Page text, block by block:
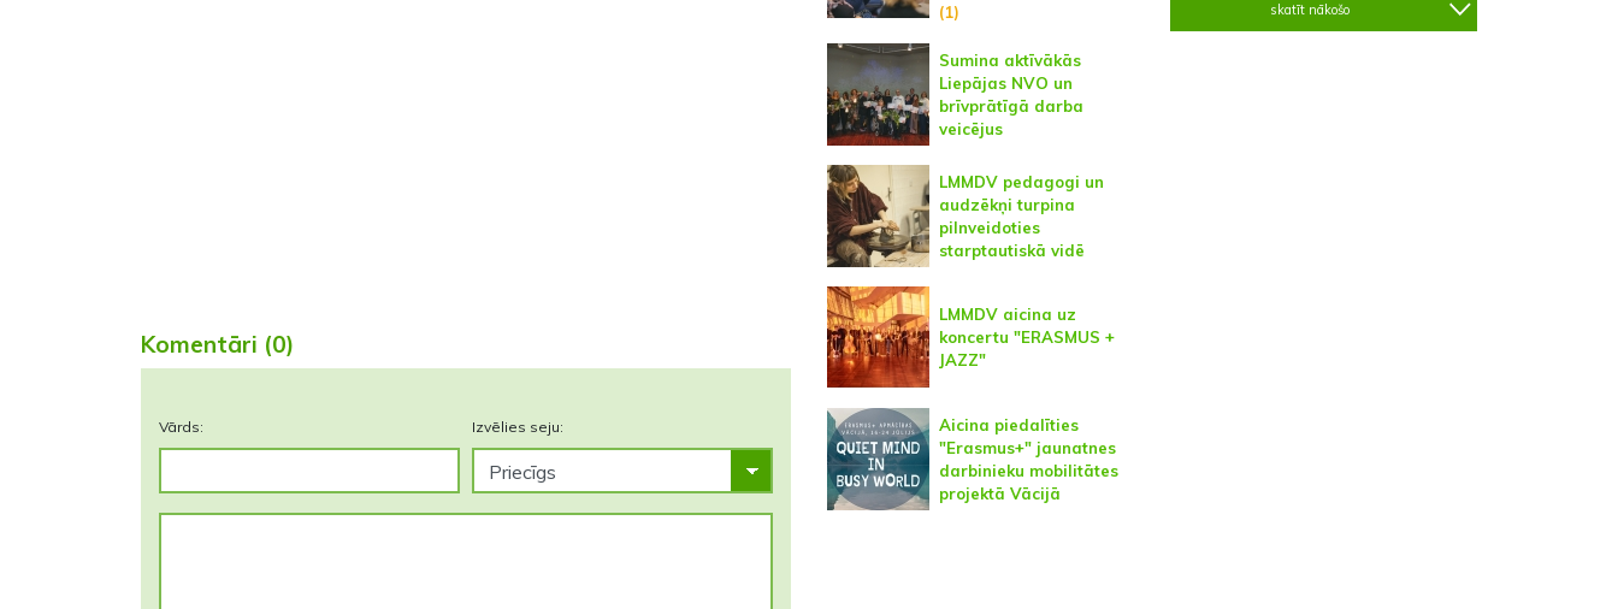
Komentāri (0)
Vārds: Izvēlies seju:
(1)
Sumina aktīvākās
Liepājas NVO un
brīvprātīgā darba
veicējus
LMMDV pedagogi un
audzēkņi turpina
pilnveidoties
starptautiskā vidē
LMMDV aicina uz
koncertu "ERASMUS +
JAZZ"
Aicina piedalīties
"Erasmus+" jaunatnes
darbinieku mobilitātes
projektā Vācijā
skatīt nākošo